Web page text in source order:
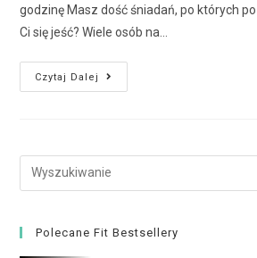
godzinę Masz dość śniadań, po których
Ci się jeść? Wiele osób na…
Czytaj Dalej
Polecane Fit Bestsellery